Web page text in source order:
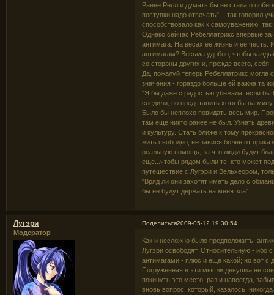
Ранее Релл и думать бы не стала о
поступки надо отвечать", - так говорил
способствовало как к самоуважению,
Однако сейчас Ребеллатрикс впервые
антимага. На весах её жизнь и её честь.
антимагам? Весьма удобно, чтобы
со стороны других и, прежде всего, себя.
Да, пожалуй теперь Ребеллатрикс могла
значения - гораздо больше ей важна та
"Я бы даже с радостью убежала, если бы
следили, но представить хотя бы на
Было бы неплохо повидать весь мир.
там еще никто ранее не был. Узнать
и культуру. Стать ближе к тому
жить свободно, не завися более от
реальную помощь, за что люди будут
еще...чтобы рядом были те, кто может
путешествие с Лугэри и Вельхеором,
"Вряд ли они захотят иметь дело с
бы не будут держать на меня зла".
Поделиться2009-05-12 19:30:54
Лугэри
Модератор
Как и несложно было предположить,
Лугэри освободят. Относительную - ибо
антимагами - плюс и еще какой; но вот с
Погруженная в эти мысли девушка не
покинуть это место, раз и навсегда,
вновь вопрос, который, казалось,